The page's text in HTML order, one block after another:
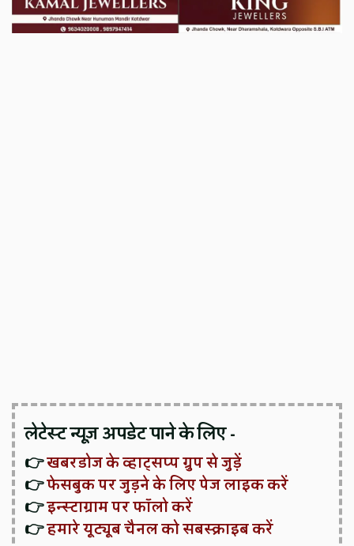
लेटेस्ट न्यूज़ अपडेट पाने के लिए -
👉खबरडोज के व्हाट्सप्प ग्रुप से जुड़ें
👉फेसबुक पर जुड़ने के लिए पेज लाइक करें
👉इन्स्टाग्राम पर फॉलो करें
👉हमारे यूट्यूब चैनल को सबस्क्राइब करें